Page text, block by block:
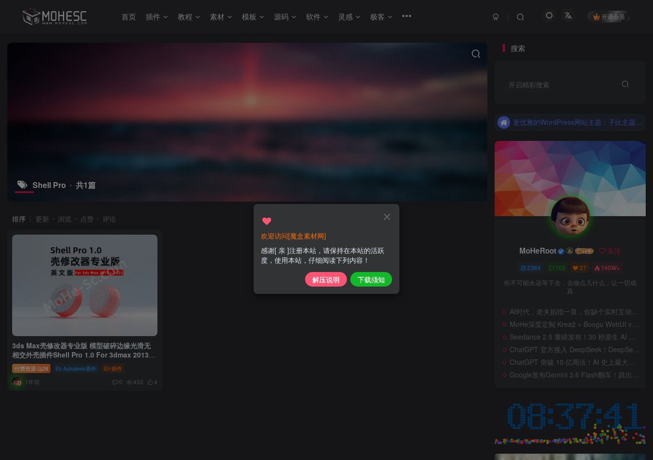
首页 插件 教程 素材 模板 源码 软件 灵感 极客 开通会员
Shell Pro 共1篇
排序 更新 浏览 点赞 评论
3ds Max壳修改器专业版 模型破碎边缘光滑无
相交外壳插件Shell Pro 1.0 For 3dmax 2013 ~
2026
付费资源 28 Autodesk插件 插件
1年前 0 433 4
搜索
开启精彩搜索
子比主题，更优雅的Wordpress主题
子比主题，更优雅的Wordpress主题
MoHeRoot 关注
2384 103 27 140W+
你不可能永远等下去，去做点儿什么，让一切成
真
AI时代，老夫掐指一算，你缺个实时互动的 AI 赛博女友！无需 API、完全免费、实时语音互动，零延迟打造专属 AI 数字女友，附本地部署教程！
MoHe深度定制 Krea2 + Boogu WebUI v2.0 重磅发布！专为 AI 室内设计师打造，一键切换定制工作流，彻底告别 ComfyUI 复杂节点，一键生图！
Seedance 2.5 重磅发布！30 秒原生 AI 视频、50 个多模态参考、原位编辑全上线，告别抽卡盲盒，AI 视频正式进入导演时代！
ChatGPT 官方接入 DeepSeek！DeepSeek V4 Flash 0731 重磅开源发布！AI 编程能力全面升级，支持识图、支持 Responses API，本地部署全攻略！
ChatGPT 突破 10 亿周活！AI 史上最大用户奇迹背后，OpenAI 正面对一场百亿美元级商业挑战
Google发布Gemini 3.6 Flash翻车！跌出全球智能榜前十！Google 新模型遭遇口碑争议，附个人一些使用体验——变慢/降智/弱智，Gemini现在真的是一团糟，Google版豆包！
欢迎访问[魔盒素材网]
感谢[ 亲 ]注册本站，请保持在本站的活跃
度，使用本站，仔细阅读下列内容！
解压说明 下载须知